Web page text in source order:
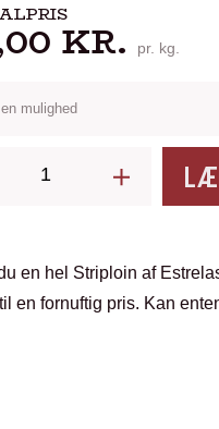
KR. pr. kg.
en hel Striploin af
en fornuftig pris. Kan